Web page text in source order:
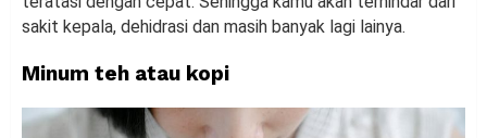
sakit kepala, dehidrasi dan masih banyak lagi lainya.
Minum teh atau kopi